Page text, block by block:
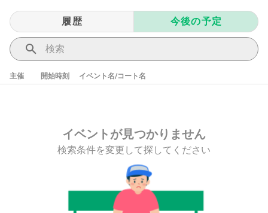
履歴 今後の予定
主催 開始時刻 イベント名/コート名
イベントが見つかりません
検索条件を変更して探してください